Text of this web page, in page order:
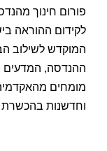
פורום חינוך
לקידום ההוראה
המוקדש לשילוב
ההנדסה, המדעים
מומחים
וחדשנות